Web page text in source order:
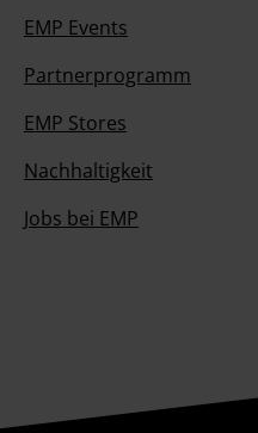
EMP Events
Partnerprogramm
EMP Stores
Nachhaltigkeit
Jobs bei EMP